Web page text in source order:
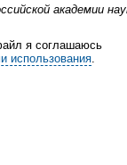
академии
я соглашаюсь
использования.